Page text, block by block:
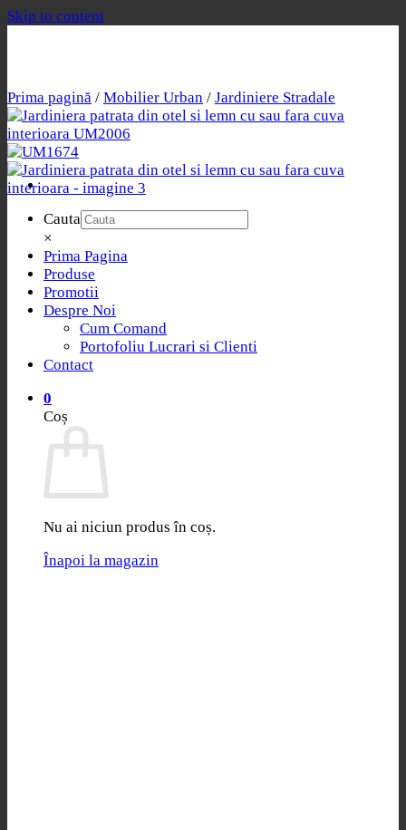
Skip to content
Cauta
×
Prima Pagina
Produse
Promotii
Despre Noi
Cum Comand
Portofoliu Lucrari si Clienti
Contact
0
Coș
Nu ai niciun produs în coș.
Înapoi la magazin
Prima pagină / Mobilier Urban / Jardiniere Stradale